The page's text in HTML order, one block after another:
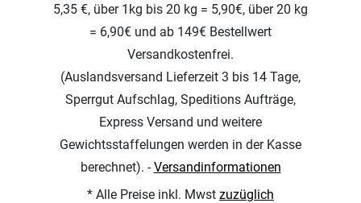
5,35 €, über 1kg bis 20 kg = 5,90€, über 20 kg
= 6,90€ und ab 149€ Bestellwert
Versandkostenfrei.
(Auslandsversand Lieferzeit 3 bis 14 Tage,
Sperrgut Aufschlag, Speditions Aufträge,
Express Versand und weitere
Gewichtsstaffelungen werden in der Kasse
berechnet). -Versandinformationen
* Alle Preise inkl. Mwst zuzüglich